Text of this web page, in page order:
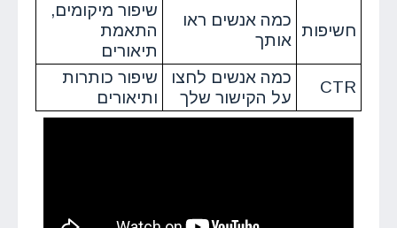
חשיפות
כמה אנשים ראו
אותך
שיפור מיקומים,
התאמת
תיאורים
CTR
כמה אנשים לחצו
על הקישור שלך
שיפור כותרות
ותיאורים